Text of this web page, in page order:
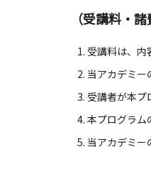
（受講料・諸
受講料は、内
当アカデミー
受講者が本プ
本プログラム
当アカデミー